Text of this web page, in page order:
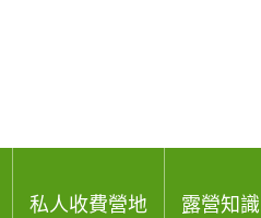
私人收費營地 露營知識